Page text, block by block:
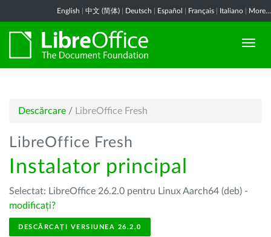
English 中文 (简体) Deutsch Español Français Italiano More...
Descărcare / LibreOffice Fresh
LibreOffice Fresh
Instalator principal
Selectat: LibreOffice 26.2.0 pentru Linux Aarch64 (deb) -
modificați?
DESCĂRCAȚI VERSIUNEA 26.2.0